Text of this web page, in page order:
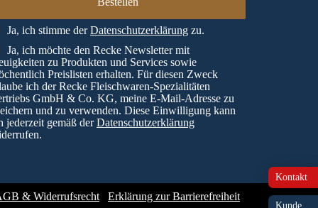
Kontakt
Kunde
Ja, ich stimme derDatenschutzerklärung zu.
Ja, ich möchte den Recke Newsletter mit
zu Produkten und Services sowie
Preislisten erhalten. Für diesen Zweck
ich der Recke Fleischwaren-Spezialitäten
GmbH & Co. KG, meine E-Mail-Adresse zu
und zu verwenden. Diese Einwilligung kann
jederzeit gemäß derDatenschutzerklärung
& Widerrufsrecht Erklärung zur Barrierefreiheit